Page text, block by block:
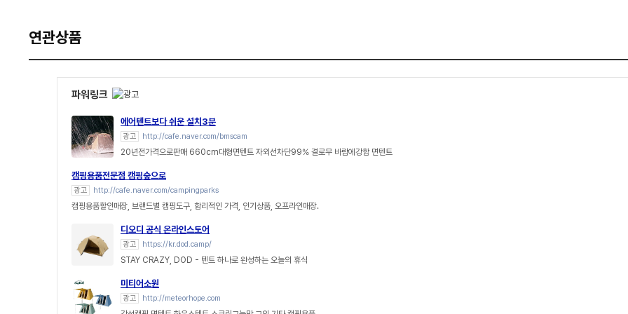
연관상품
파워링크
에어텐트보다 쉬운 설치3분
광고 http://cafe.naver.com/bmscam
20년전가격으로판매 660cm대형면텐트 자외선차단99% 결로무 바람에강함 면텐트
캠핑용품전문점 캠핑숲으로
광고 http://cafe.naver.com/campingparks
캠핑용품할인매장, 브랜드별 캠핑도구, 합리적인 가격, 인기상품, 오프라인매장.
디오디 공식 온라인스토어
광고 https://kr.dod.camp/
STAY CRAZY, DOD - 텐트 하나로 완성하는 오늘의 휴식
미티어소원
광고 http://meteorhope.com